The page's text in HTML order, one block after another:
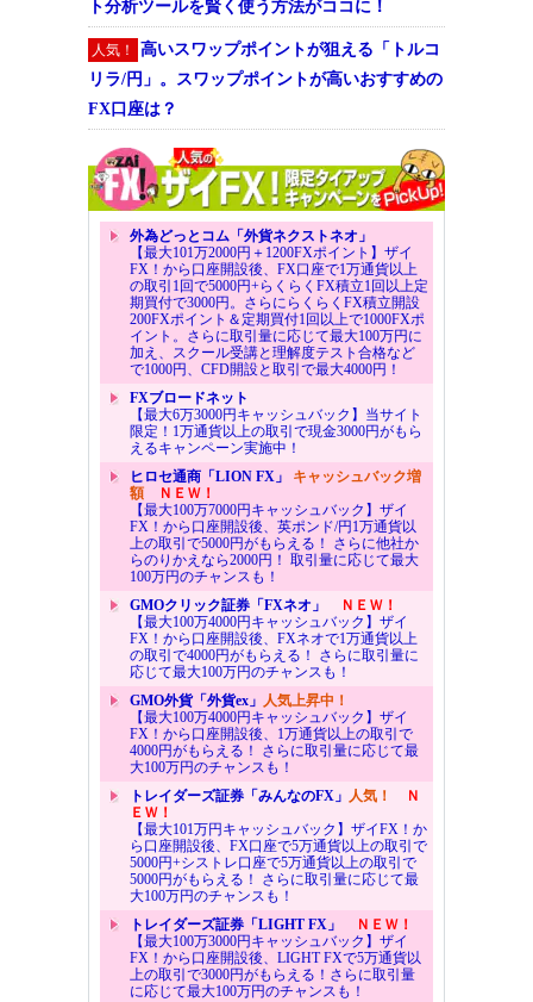
ト分析ツールを賢く使う方法がココに！
人気！
高いスワップポイントが狙える「トルコ
リラ/円」。スワップポイントが高いおすすめの
FX口座は？
外為どっとコム「外貨ネクストネオ」
【最大101万2000円＋1200FXポイント】ザイ
FX！から口座開設後、FX口座で1万通貨以上
の取引1回で5000円+らくらくFX積立1回以上定
期買付で3000円。さらにらくらくFX積立開設
200FXポイント＆定期買付1回以上で1000FXポ
イント。さらに取引量に応じて最大100万円に
加え、スクール受講と理解度テスト合格など
で1000円、CFD開設と取引で最大4000円！
FXブロードネット
【最大6万3000円キャッシュバック】当サイト
限定！1万通貨以上の取引で現金3000円がもら
えるキャンペーン実施中！
ヒロセ通商「LION FX」 キャッシュバック増
額ＮＥＷ！
【最大100万7000円キャッシュバック】ザイ
FX！から口座開設後、英ポンド/円1万通貨以
上の取引で5000円がもらえる！ さらに他社か
らのりかえなら2000円！ 取引量に応じて最大
100万円のチャンスも！
GMOクリック証券「FXネオ」
ＮＥＷ！
【最大100万4000円キャッシュバック】ザイ
FX！から口座開設後、FXネオで1万通貨以上
の取引で4000円がもらえる！ さらに取引量に
応じて最大100万円のチャンスも！
GMO外貨「外貨ex」 人気上昇中！
【最大100万4000円キャッシュバック】ザイ
FX！から口座開設後、1万通貨以上の取引で
4000円がもらえる！ さらに取引量に応じて最
大100万円のチャンスも！
トレイダーズ証券「みんなのFX」 人気！
Ｎ
ＥＷ！
【最大101万円キャッシュバック】ザイFX！か
ら口座開設後、FX口座で5万通貨以上の取引で
5000円+シストレ口座で5万通貨以上の取引で
5000円がもらえる！ さらに取引量に応じて最
大100万円のチャンスも！
トレイダーズ証券「LIGHT FX」
ＮＥＷ！
【最大100万3000円キャッシュバック】ザイ
FX！から口座開設後、LIGHT FXで5万通貨以
上の取引で3000円がもらえる！さらに取引量
に応じて最大100万円のチャンスも！